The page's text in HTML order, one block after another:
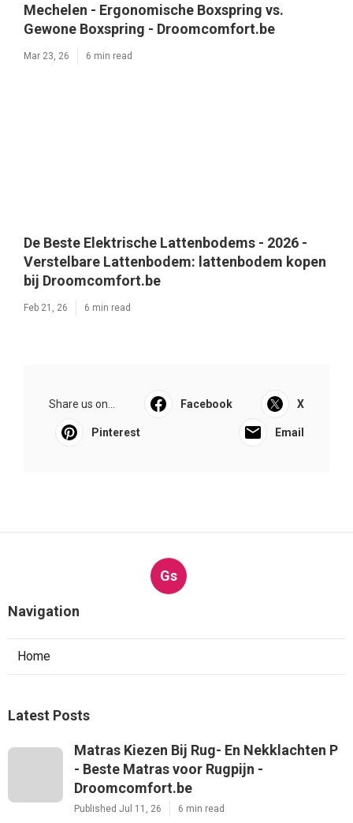
Mechelen - Ergonomische Boxspring vs.
Gewone Boxspring - Droomcomfort.be
Mar 23, 26 6 min read
De Beste Elektrische Lattenbodems - 2026 -
Verstelbare Lattenbodem: lattenbodem kopen
bij Droomcomfort.be
Feb 21, 26 6 min read
Share us on... Facebook X
Pinterest Email
Gs
Navigation
Home
Latest Posts
Matras Kiezen Bij Rug- En Nekklachten P
- Beste Matras voor Rugpijn -
Droomcomfort.be
Published Jul 11, 26 6 min read